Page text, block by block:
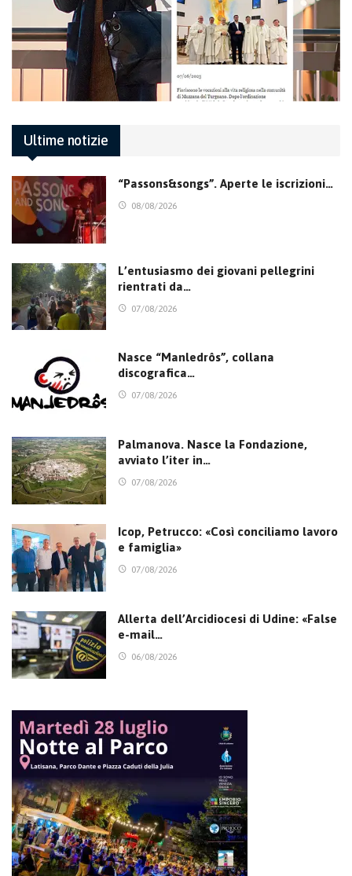
Ultime notizie
“Passons&songs”. Aperte le iscrizioni…
08/08/2026
L’entusiasmo dei giovani pellegrini
rientrati da…
07/08/2026
Nasce “Manledrôs”, collana
discografica…
07/08/2026
Palmanova. Nasce la Fondazione,
avviato l’iter in…
07/08/2026
Icop, Petrucco: «Così conciliamo lavoro
e famiglia»
07/08/2026
Allerta dell’Arcidiocesi di Udine: «False
e-mail…
06/08/2026